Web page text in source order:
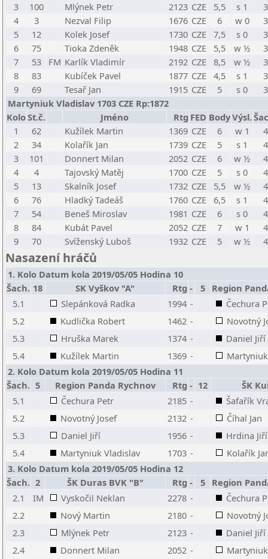
3
100 Mlýnek Petr 2123 CZE 5,5 s 1
3
4
3 Nezval Filip 1676 CZE 6 w 0
3
5
12 Kolek Josef 1730 CZE 7,5 s 0
3
6
75 Tioka Zdeněk 1948 CZE 5,5 w ½
3
7
53 FM Karlík Vladimír 2192 CZE 8,5 w ½
3
8
83 Kubíček Pavel 1877 CZE 4,5 s 1
3
9
69 Tesař Jan 1915 CZE 5 s 0
3
Martyniuk Vladislav 1703 CZE Rp:1872
KoloSt.č. Jméno Rtg FED BodyVýsl.
1
62 Kužílek Martin 1369 CZE 6 w 1
4
2
34 Kolařík Jan 1739 CZE 5 s 1
4
3
101 Donnert Milan 2052 CZE 6 w ½
4
4
4 Tajovský Matěj 1700 CZE 5 s 0
4
5
13 Skalník Josef 1732 CZE 5,5 w ½
4
6
76 Hladký Tadeáš 1760 CZE 6,5 s 1
4
7
54 Beneš Miroslav 1981 CZE 6 s 0
4
8
84 Kubát Pavel 2052 CZE 7 w 1
4
9
70 Svíženský Luboš 1932 CZE 5 w ½ 4
Nasazení hráčů
1. Kolo Datum kola 2019/05/05 Hodina 10
Šach. 18 SK Vyškov "A" Rtg - 5 Region
5.1
Slepánková Radka 1994 -
Čechura
5.2
Kudlička Robert 1462 -
Novotný
5.3
Hruška Marek 1374 -
Daniel Jiří
5.4
Kužílek Martin 1369 -
2. Kolo Datum kola 2019/05/05 Hodina 11
Šach. 5 Region Panda Rychnov Rtg - 12
ŠK
5.1
Čechura Petr 2185 -
Šafařík
5.2
Novotný Josef 2132 -
Číhal Jan
5.3
Daniel Jiří 1956 -
Hrdina Jiří
5.4
Martyniuk Vladislav 1703 -
Kolařík
3. Kolo Datum kola 2019/05/05 Hodina 12
Šach. 2 ŠK Duras BVK "B" Rtg - 5 Region
2.1
IM Vyskočil Neklan 2278 -
Čechura
2.2
Nový Martin 2180 -
Novotný
2.3
Mlýnek Petr 2123 -
Daniel Jiří
2.4
Donnert Milan 2052 -